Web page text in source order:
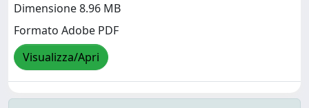
Dimensione 8.96 MB
Formato Adobe PDF
Visualizza/Apri